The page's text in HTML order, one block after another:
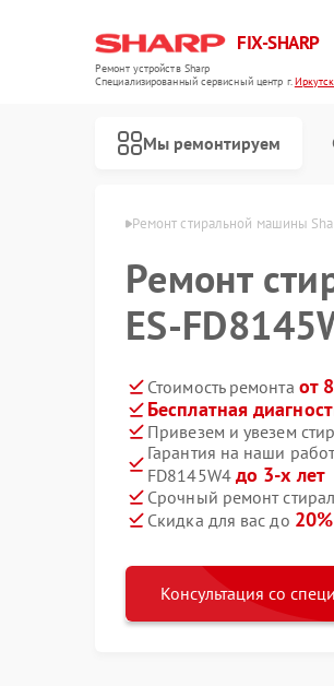
FIX-SHARP
Ремонт устройств Sharp
Специализированный cервисный центр г.Иркутск
Мы ремонтируем
Ремонт стиральной машины
Ремонт
ES-
Стоимость ремонта от
Бесплатная
Привезем и увезем
Гарантия на наши
FD8145W4 до 3-х лет
Срочный ремонт
Скидка для вас до 20%
Консультация со